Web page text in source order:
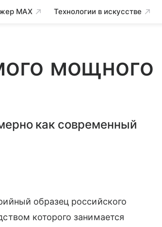
MAX Технологии в искусстве
мощного
как современный
образец российского
которого занимается